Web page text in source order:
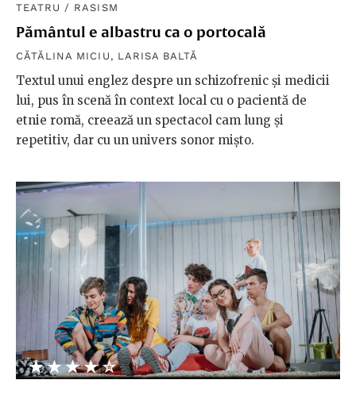
TEATRU / RASISM
Pământul e albastru ca o portocală
CĂTĂLINA MICIU , LARISA BALTĂ
Textul unui englez despre un schizofrenic și medicii
lui, pus în scenă în context local cu o pacientă de
etnie romă, creează un spectacol cam lung și
repetitiv, dar cu un univers sonor mișto.
★★★★★
☆☆☆☆☆